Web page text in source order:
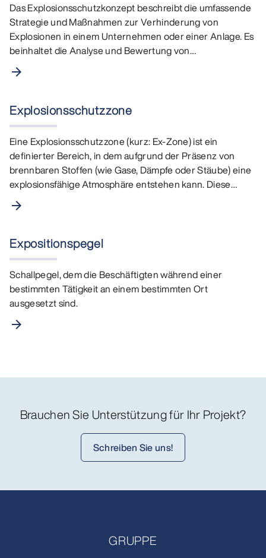
Das Explosionsschutzkonzept beschreibt die umfassende
Strategie und Maßnahmen zur Verhinderung von
Explosionen in einem Unternehmen oder einer Anlage. Es
beinhaltet die Analyse und Bewertung von
Explosionsrisiken,…
arrow_forward
Explosionsschutzzone
Eine Explosionsschutzzone (kurz: Ex-Zone) ist ein
definierter Bereich, in dem aufgrund der Präsenz von
brennbaren Stoffen (wie Gase, Dämpfe oder Stäube) eine
explosionsfähige Atmosphäre entstehen kann. Diese
Zonen…
arrow_forward
Expositionspegel
Schallpegel, dem die Beschäftigten während einer
bestimmten Tätigkeit an einem bestimmten Ort
ausgesetzt sind.
arrow_forward
Brauchen Sie Unterstützung für Ihr Projekt?
Schreiben Sie uns!
GRUPPE